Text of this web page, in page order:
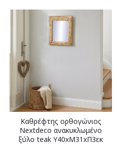
Καθρέφτης ορθογώνιος
Nextdeco ανακυκλωμένο
ξύλο teak Υ40xM31xΠ3εκ